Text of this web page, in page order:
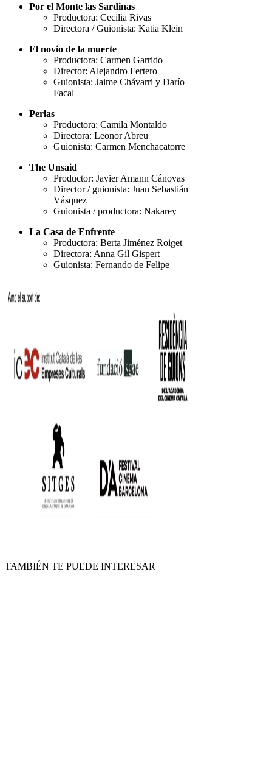
Por el Monte las Sardinas
Productora: Cecilia Rivas
Directora / Guionista: Katia Klein
El novio de la muerte
Productora: Carmen Garrido
Director: Alejandro Fertero
Guionista: Jaime Chávarri y Darío
Facal
Perlas
Productora: Camila Montaldo
Directora: Leonor Abreu
Guionista: Carmen Menchacatorre
The Unsaid
Productor: Javier Amann Cánovas
Director / guionista: Juan Sebastián
Vásquez
Guionista / productora: Nakarey
La Casa de Enfrente
Productora: Berta Jiménez Roiget
Directora: Anna Gil Gispert
Guionista: Fernando de Felipe
TAMBIÉN TE PUEDE INTERESAR